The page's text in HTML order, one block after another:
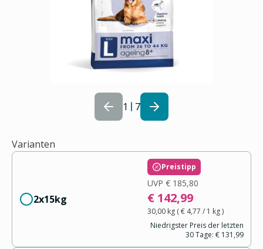
1 7
Varianten
2x15kg
Preistipp
UVP € 185,80
€ 142,99
30,00 kg(€ 4,77 / 1 kg)
Niedrigster Preis der letzten
30 Tage: € 131,99